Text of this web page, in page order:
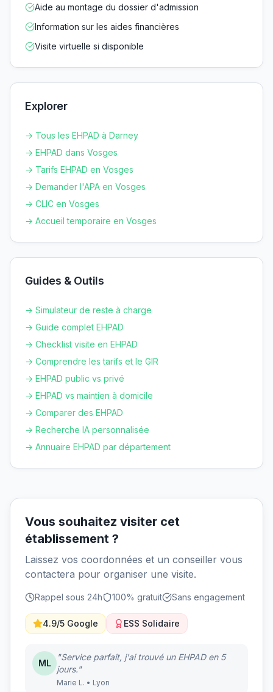
Aide au montage du dossier d'admission
Information sur les aides financières
Visite virtuelle si disponible
Explorer
→ Tous les EHPAD à Darney
→ EHPAD dans Vosges
→ Tarifs EHPAD en Vosges
→ Demander l'APA en Vosges
→ CLIC en Vosges
→ Accueil temporaire en Vosges
Guides & Outils
→ Simulateur de reste à charge
→ Guide complet EHPAD
→ Checklist visite en EHPAD
→ Comprendre les tarifs et le GIR
→ EHPAD public vs privé
→ EHPAD vs maintien à domicile
→ Comparer des EHPAD
→ Recherche IA personnalisée
→ Annuaire EHPAD par département
Vous souhaitez visiter cet
établissement ?
Laissez vos coordonnées et un conseiller vous
contactera pour organiser une visite.
Rappel sous 24h 100% gratuit Sans engagement
4.9/5 Google ESS Solidaire
ML
"Service parfait, j'ai trouvé un EHPAD en 5
jours."
Marie L. • Lyon